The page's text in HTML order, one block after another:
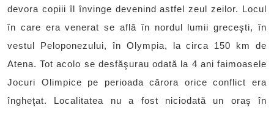
devora copiii îl învinge devenind astfel zeul zeilor. Locul
în care era venerat se află în nordul lumii greceşti, în
vestul Peloponezului, în Olympia, la circa 150 km de
Atena. Tot acolo se desfăşurau odată la 4 ani faimoasele
Jocuri Olimpice pe perioada cărora orice conflict era
îngheţat. Localitatea nu a fost niciodată un oraş în